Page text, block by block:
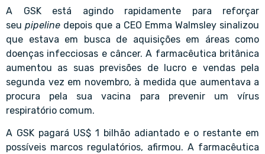
A GSK está agindo rapidamente para reforçar
seu pipeline depois que a CEO Emma Walmsley sinalizou
que estava em busca de aquisições em áreas como
doenças infecciosas e câncer. A farmacêutica britânica
aumentou as suas previsões de lucro e vendas pela
segunda vez em novembro, à medida que aumentava a
procura pela sua vacina para prevenir um vírus
respiratório comum.
A GSK pagará US$ 1 bilhão adiantado e o restante em
possíveis marcos regulatórios, afirmou. A farmacêutica